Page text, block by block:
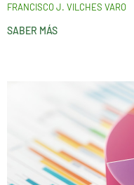
FRANCISCO J. VILCHES VARO
SABER MÁS